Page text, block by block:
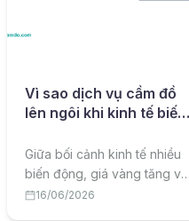
Vì sao dịch vụ cầm đồ
lên ngôi khi kinh tế biến
Giữa bối cảnh kinh tế nhiều
biến động, giá vàng tăng và
tín dụng đen bị siết, dịch vụ
16/06/2026